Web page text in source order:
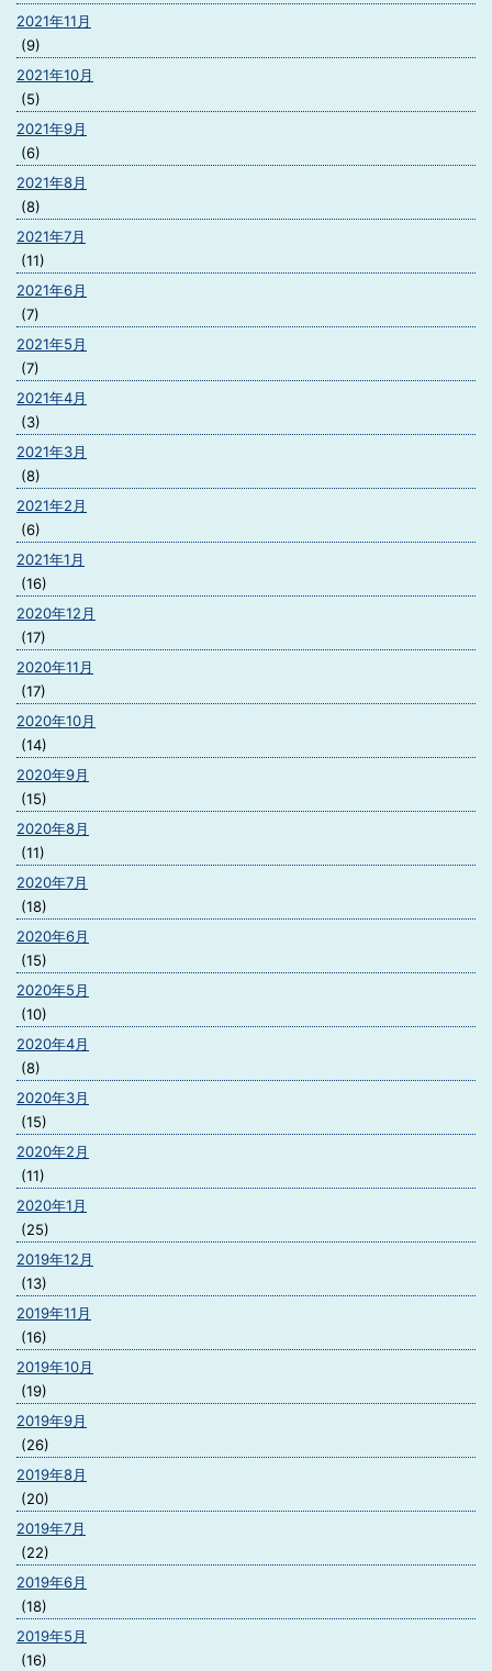
2021年11月
(9)
2021年10月
(5)
2021年9月
(6)
2021年8月
(8)
2021年7月
(11)
2021年6月
(7)
2021年5月
(7)
2021年4月
(3)
2021年3月
(8)
2021年2月
(6)
2021年1月
(16)
2020年12月
(17)
2020年11月
(17)
2020年10月
(14)
2020年9月
(15)
2020年8月
(11)
2020年7月
(18)
2020年6月
(15)
2020年5月
(10)
2020年4月
(8)
2020年3月
(15)
2020年2月
(11)
2020年1月
(25)
2019年12月
(13)
2019年11月
(16)
2019年10月
(19)
2019年9月
(26)
2019年8月
(20)
2019年7月
(22)
2019年6月
(18)
2019年5月
(16)